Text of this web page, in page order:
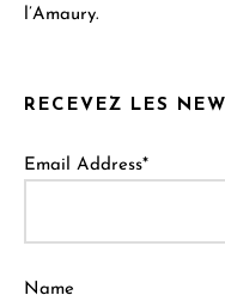
RECEVEZ LES
Email Address*
Name
l’Amaury.